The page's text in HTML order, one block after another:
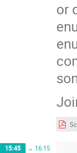
or
15:45 → 16:15